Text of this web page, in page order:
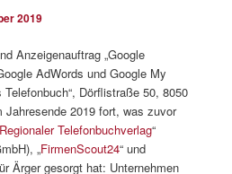
2019
Anzeigenauftrag „Google
AdWords und Google My
Dörflistraße 50, 8050
2019 fort, was zuvor
Regionaler Telefonbuchverlag“
„FirmenScout24“ und
Ärger gesorgt hat: Unternehmen